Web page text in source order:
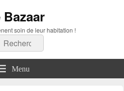
Bazaar
soin de leur habitation !
:
Rechercher
Menu